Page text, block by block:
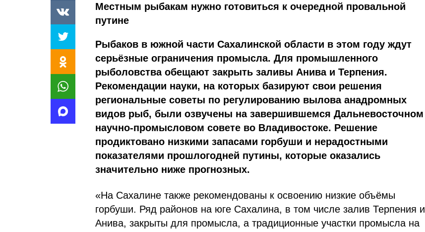
Местным рыбакам нужно готовиться к очередной провальной
путине
Рыбаков в южной части Сахалинской области в этом году ждут
серьёзные ограничения промысла. Для промышленного
рыболовства обещают закрыть заливы Анива и Терпения.
Рекомендации науки, на которых базируют свои решения
региональные советы по регулированию вылова анадромных
видов рыб, были озвучены на завершившемся Дальневосточном
научно-промысловом совете во Владивостоке. Решение
продиктовано низкими запасами горбуши и нерадостными
показателями прошлогодней путины, которые оказались
значительно ниже прогнозных.
«На Сахалине также рекомендованы к освоению низкие объёмы
горбуши. Ряд районов на юге Сахалина, в том числе залив Терпения и
Анива, закрыты для промысла, а традиционные участки промысла на